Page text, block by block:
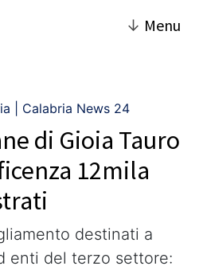
↓ Menu
| Calabria News 24
di Gioia Tauro
12mila
destinati a
enti del terzo settore: